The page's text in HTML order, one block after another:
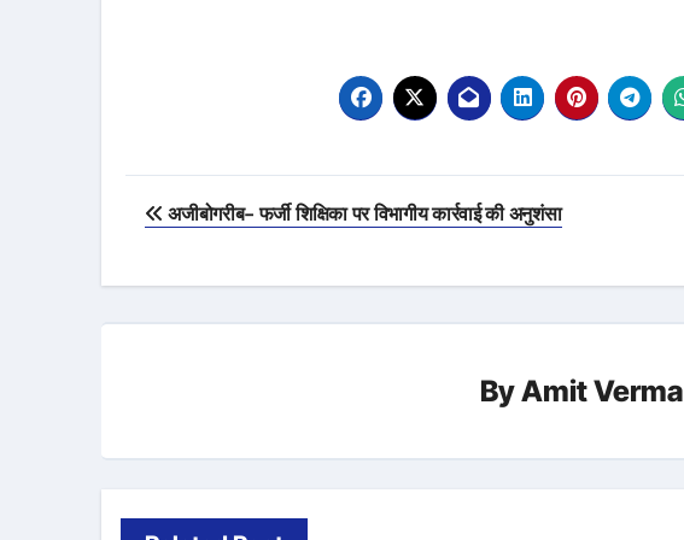
Post
अजीबोगरीब- फर्जी शिक्षिका पर विभागीय कार्रवाई की अनुशंसा
ByAmit Verma